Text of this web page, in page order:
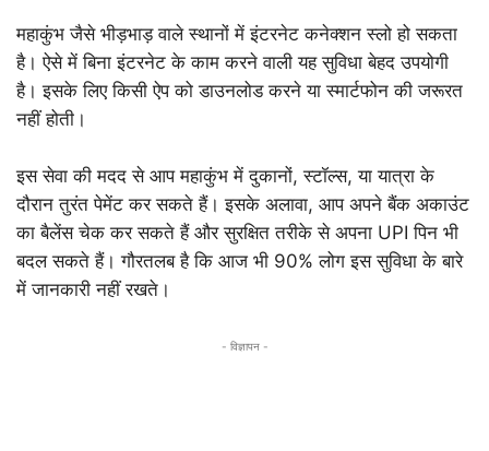
महाकुंभ जैसे भीड़भाड़ वाले स्थानों में इंटरनेट कनेक्शन स्लो हो सकता
है। ऐसे में बिना इंटरनेट के काम करने वाली यह सुविधा बेहद उपयोगी
है। इसके लिए किसी ऐप को डाउनलोड करने या स्मार्टफोन की जरूरत
नहीं होती।
इस सेवा की मदद से आप महाकुंभ में दुकानों, स्टॉल्स, या यात्रा के
दौरान तुरंत पेमेंट कर सकते हैं। इसके अलावा, आप अपने बैंक अकाउंट
का बैलेंस चेक कर सकते हैं और सुरक्षित तरीके से अपना UPI पिन भी
बदल सकते हैं। गौरतलब है कि आज भी 90% लोग इस सुविधा के बारे
में जानकारी नहीं रखते।
- विज्ञापन -